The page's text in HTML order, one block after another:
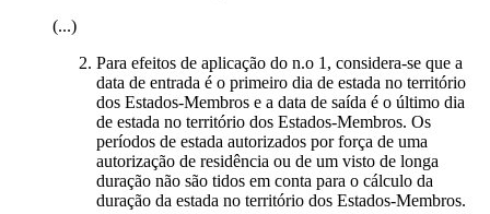
(...)
Para efeitos de aplicação do n.o 1, considera-se que a
data de entrada é o primeiro dia de estada no território
dos Estados-Membros e a data de saída é o último dia
de estada no território dos Estados-Membros. Os
períodos de estada autorizados por força de uma
autorização de residência ou de um visto de longa
duração não são tidos em conta para o cálculo da
duração da estada no território dos Estados-Membros.